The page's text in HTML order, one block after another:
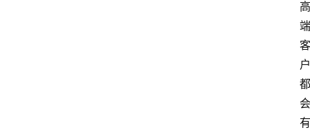
高
端
客
户
都
会
有